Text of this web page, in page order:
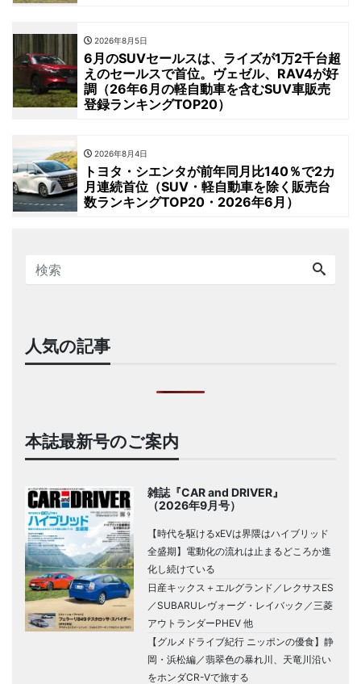
2026年8月5日
6月のSUVセールスは、ライズが1万2千台超
えのセールスで首位。ヴェゼル、RAV4が好
調（26年6月の軽自動車を含むSUV車販売
登録ランキングTOP20）
2026年8月4日
トヨタ・シエンタが前年同月比140％で2カ
月連続首位（SUV・軽自動車を除く販売台
数ランキングTOP20・2026年6月）
人気の記事
本誌最新号のご案内
雑誌『CAR and DRIVER』
（2026年9月号）
【時代を駆けるxEVは界隈はハイブリッド
全盛期】電動化の流れは止まるどころか進
化し続けている
日産キックス＋エルグランド／レクサスES
／SUBARUレヴォーグ・レイバック／三菱
アウトランダーPHEV 他
【グルメドライブ紀行 ニッポンの優食】静
岡・浜松編／翡翠色の暴れ川、天竜川沿い
をホンダCR-Vで旅する